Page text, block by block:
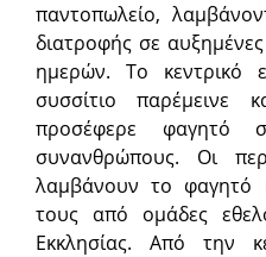
παντοπωλείο,
διατροφής σε
ημερών. Το κεντρικό
συσσίτιο παρέμεινε
προσέφερε φαγητό
συνανθρώπους. Οι
λαμβάνουν το φαγητό
τους από ομάδες
Εκκλησίας. Από την